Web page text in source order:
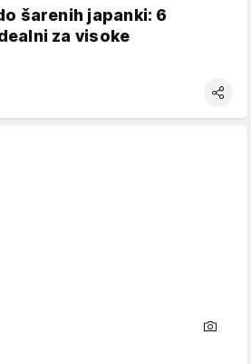
šarenih japanki: 6
za visoke